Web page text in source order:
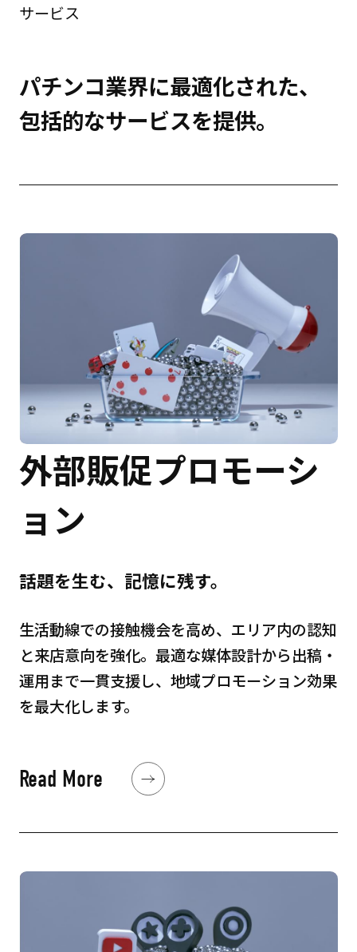
サービス
パチンコ業界に最適化された、
包括的なサービスを提供。
外部販促プロモーシ
ョン
話題を生む、記憶に残す。
生活動線での接触機会を高め、エリア内の認知
と来店意向を強化。最適な媒体設計から出稿・
運用まで一貫支援し、地域プロモーション効果
を最大化します。
Read More